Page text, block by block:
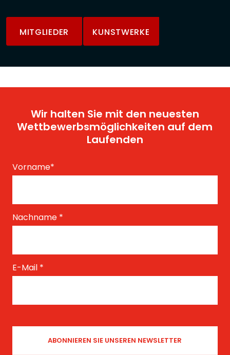
MITGLIEDER KUNSTWERKE
Wir halten Sie mit den neuesten
Wettbewerbsmöglichkeiten auf dem
Laufenden
Vorname*
Nachname *
E-Mail *